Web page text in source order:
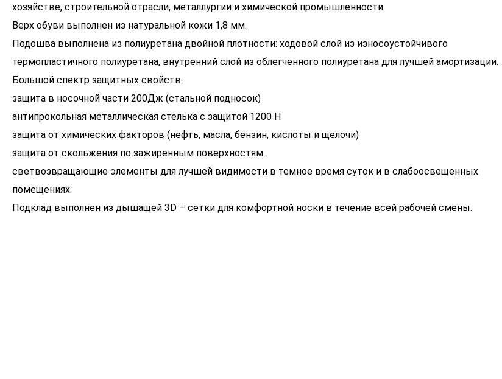
хозяйстве, строительной отрасли, металлургии и химической промышленности.
Верх обуви выполнен из натуральной кожи 1,8 мм.
Подошва выполнена из полиуретана двойной плотности: ходовой слой из износоустойчивого
термопластичного полиуретана, внутренний слой из облегченного полиуретана для лучшей амортизации.
Большой спектр защитных свойств:
защита в носочной части 200Дж (стальной подносок)
антипрокольная металлическая стелька с защитой 1200 Н
защита от химических факторов (нефть, масла, бензин, кислоты и щелочи)
защита от скольжения по зажиренным поверхностям.
светвозвращающие элементы для лучшей видимости в темное время суток и в слабоосвещенных
помещениях.
Подклад выполнен из дышащей 3D – сетки для комфортной носки в течение всей рабочей смены.